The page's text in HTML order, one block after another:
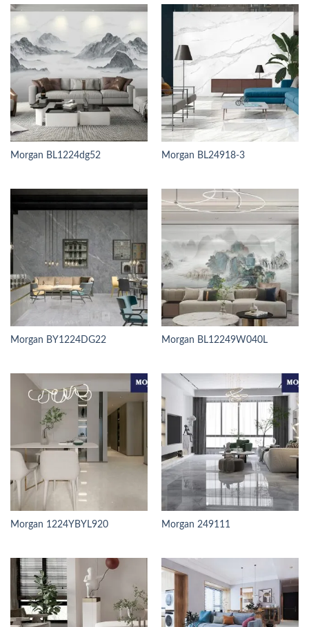
Morgan BL1224dg52 Morgan BL24918-3
Morgan BY1224DG22 Morgan BL12249W040L
Morgan 1224YBYL920 Morgan 249111